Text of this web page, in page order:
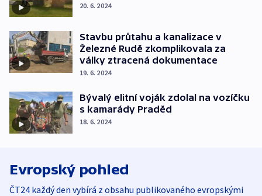
20. 6. 2024
Stavbu průtahu a kanalizace v
Železné Rudě zkomplikovala za
války ztracená dokumentace
19. 6. 2024
Bývalý elitní voják zdolal na vozíčku
s kamarády Praděd
18. 6. 2024
Evropský pohled
ČT24 každý den vybírá z obsahu publikovaného evropskými